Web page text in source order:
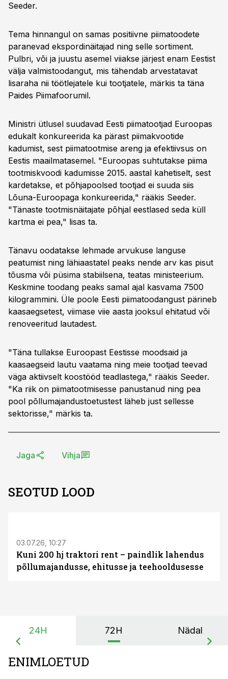
Seeder.
Tema hinnangul on samas positiivne piimatoodete
paranevad ekspordinäitajad ning selle sortiment.
Pulbri, või ja juustu asemel viiakse järjest enam Eestist
välja valmistoodangut, mis tähendab arvestatavat
lisaraha nii töötlejatele kui tootjatele, märkis ta täna
Paides Piimafoorumil.
Ministri ütlusel suudavad Eesti piimatootjad Euroopas
edukalt konkureerida ka pärast piimakvootide
kadumist, sest piimatootmise areng ja efektiivsus on
Eestis maailmatasemel. "Euroopas suhtutakse piima
tootmiskvoodi kadumisse 2015. aastal kahetiselt, sest
kardetakse, et põhjapoolsed tootjad ei suuda siis
Lõuna-Euroopaga konkureerida," rääkis Seeder.
"Tänaste tootmisnäitajate põhjal eestlased seda küll
kartma ei pea," lisas ta.
Tänavu oodatakse lehmade arvukuse languse
peatumist ning lähiaastatel peaks nende arv kas pisut
tõusma või püsima stabiilsena, teatas ministeerium.
Keskmine toodang peaks samal ajal kasvama 7500
kilogrammini. Üle poole Eesti piimatoodangust pärineb
kaasaegsetest, viimase viie aasta jooksul ehitatud või
renoveeritud lautadest.
"Täna tullakse Euroopast Eestisse moodsaid ja
kaasaegseid lautu vaatama ning meie tootjad teevad
väga aktiivselt koostööd teadlastega," rääkis Seeder.
"Ka riik on piimatootmisesse panustanud ning pea
pool põllumajandustoetustest läheb just sellesse
sektorisse," märkis ta.
Jaga Vihja
SEOTUD LOOD
03.07.26, 10:27
Kuni 200 hj traktori rent – paindlik lahendus
põllumajandusse, ehitusse ja teehooldusesse
24H 72H Nädal
ENIMLOETUD